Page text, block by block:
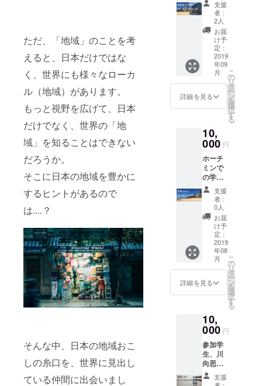
ただ、「地域」のことを考
えると、日本だけではな
く、世界にも様々なローカ
ル（地域）があります。
もっと視野を広げて、日本
だけでなく、世界の「地
域」を知ることはできない
だろうか。
そこに日本の地域を豊かに
するヒントがあるので
は....？
そんな中、日本の地域おこ
しの糸口を、世界に見出し
ている仲間に出会いまし
（予
定） 場
所：シ
ビック
イノ
ベー
ション
拠点ス
ナバ
0737 長
尻市大
門八番
町1-28
その
他：交
通費や
滞在費
等はす
べて自
己負担
でお願
いいた
します
市で開
催する
報告会
に参加
できま
す。 そ
の際に
ホーチ
ミンか
らのお
土産を
提供し
【報告
会】 日
時：
2019年
9月20
日 夕
方～夜
（予
定） 場
所：シ
ビック
イノ
ベー
ション
拠点ス
ナバ
0737 長
尻市大
門八番
町1-28
その
他：交
通費や
滞在費
支援
者：
2人
お届
け予
定：
2019
年09
月
詳細を見る
こ
の
リ
タ
ー
ン
を
選
択
す
る
10,
000 円
ホーチ
ミンで
の学び
を毎日
学生が
レポー
トしま
す。 感
じたそ
の日に
書くた
めとっ
てもフ
レッ
シュな
もので
支援
者：
0人
お届
け予
定：
2019
年08
月
詳細を見る
こ
の
リ
タ
ー
ン
を
選
択
す
る
10,
000 円
参加学
生、川
向思季
がベト
ナムで
支援